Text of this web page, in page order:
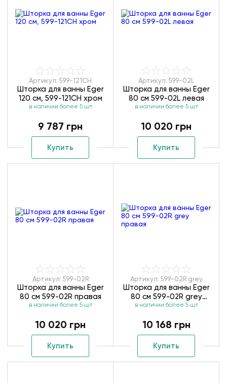
Артикул: 599-121CH
Шторка для ванны Eger
120 см, 599-121CH хром
в наличии более 5 шт
9 787 грн
Купить
Артикул: 599-02L
Шторка для ванны Eger
80 см 599-02L левая
в наличии более 5 шт
10 020 грн
Купить
Артикул: 599-02R
Шторка для ванны Eger
80 см 599-02R правая
в наличии более 5 шт
10 020 грн
Купить
Артикул: 599-02R grey
Шторка для ванны Eger
80 см 599-02R grey
правая
в наличии более 5 шт
10 168 грн
Купить